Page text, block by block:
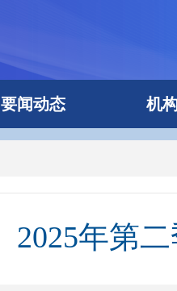
要闻动态 机
2025年第